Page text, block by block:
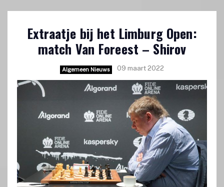
Extraatje bij het Limburg Open:
match Van Foreest – Shirov
Algemeen Nieuws 09 maart 2022